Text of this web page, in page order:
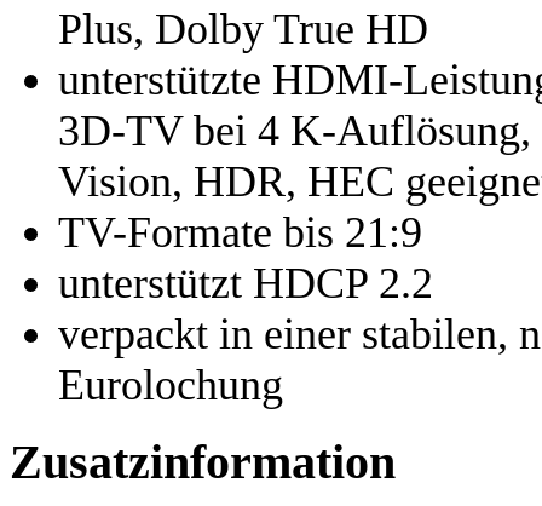
Plus, Dolby True HD
unterstützte HDMI-
3D-TV bei 4 K-
Vision, HDR, HEC
TV-Formate bis 21:9
unterstützt HDCP 2.2
verpackt in einer stabilen,
Eurolochung
Zusatzinformation